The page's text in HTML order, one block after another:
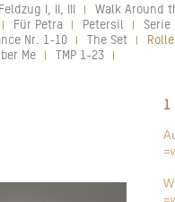
Feldzug I, II, III | Walk Around
| Für Petra | Petersil | Serie
Nr. 1-10 | The Set |
Me | TMP 1-23 |
1